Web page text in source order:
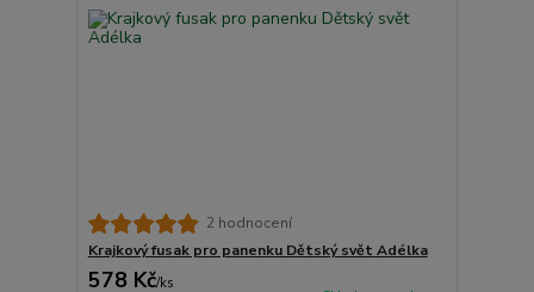
2 hodnocení
Krajkový fusak pro panenku Dětský svět Adélka
578 Kč/ks